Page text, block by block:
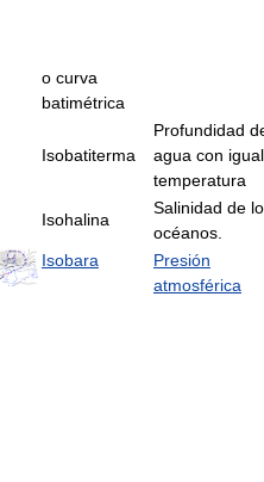
o curva
batimétrica
Isobatiterma
Profundidad
agua con igual
temperatura
Isohalina
Salinidad de
océanos.
Isobara
Presión
atmosférica